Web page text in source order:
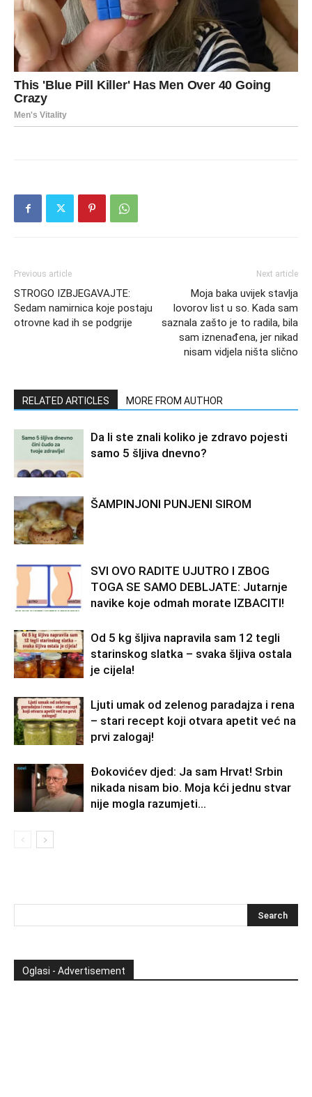
Previous article
STROGO IZBJEGAVAJTE:
Sedam namirnica koje postaju
otrovne kad ih se podgrije
Next article
Moja baka uvijek stavlja
lovorov list u so. Kada sam
saznala zašto je to radila, bila
sam iznenađena, jer nikad
nisam vidjela ništa slično
RELATED ARTICLES MORE FROM AUTHOR
Da li ste znali koliko je zdravo pojesti
samo 5 šljiva dnevno?
ŠAMPINJONI PUNJENI SIROM
SVI OVO RADITE UJUTRO I ZBOG
TOGA SE SAMO DEBLJATE: Jutarnje
navike koje odmah morate IZBACITI!
Od 5 kg šljiva napravila sam 12 tegli
starinskog slatka – svaka šljiva ostala
je cijela!
Ljuti umak od zelenog paradajza i rena
– stari recept koji otvara apetit već na
prvi zalogaj!
Đokovićev djed: Ja sam Hrvat! Srbin
nikada nisam bio. Moja kći jednu stvar
nije mogla razumjeti…
Oglasi - Advertisement